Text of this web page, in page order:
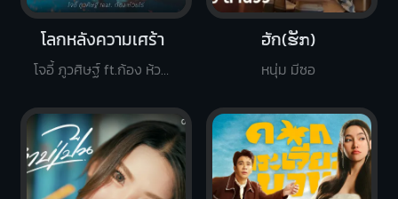
โลกหลังความเศร้า
โจอี้ ภูวศิษฐ์ ft.ก้อง ห้วยไร่
ฮัก(ຮັກ)
หนุ่ม มีซอ